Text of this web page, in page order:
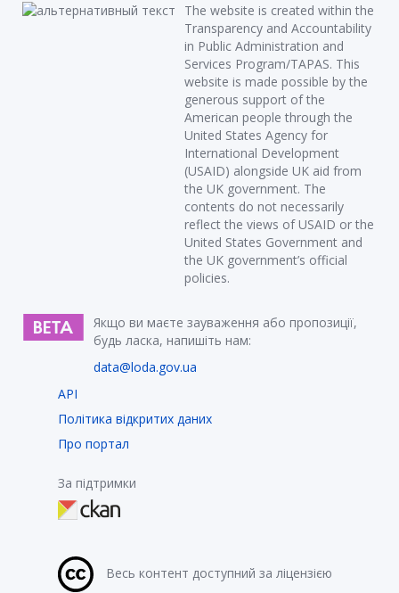
The website is created within the
Transparency and Accountability
in Public Administration and
Services Program/TAPAS. This
website is made possible by the
generous support of the
American people through the
United States Agency for
International Development
(USAID) alongside UK aid from
the UK government. The
contents do not necessarily
reflect the views of USAID or the
United States Government and
the UK government’s official
policies.
Якщо ви маєте зауваження або пропозиції,
будь ласка, напишіть нам:
data@loda.gov.ua
API
Політика відкритих даних
Про портал
За підтримки
Весь контент доступний за ліцензією